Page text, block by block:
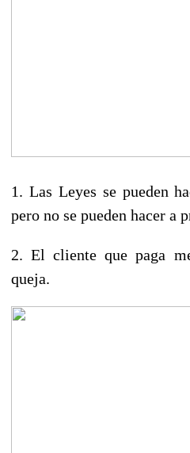
1. Las Leyes se pueden
pero no se pueden hacer a
2. El cliente que paga
queja.